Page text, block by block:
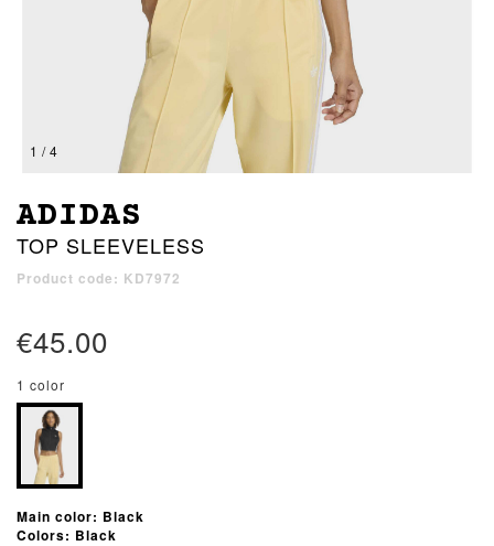
1 / 4
ADIDAS
TOP SLEEVELESS
Product code: KD7972
€45.00
1 color
Main color: Black
Colors: Black